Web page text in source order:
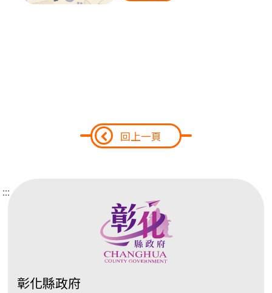
回上一頁
:::
彰化縣政府